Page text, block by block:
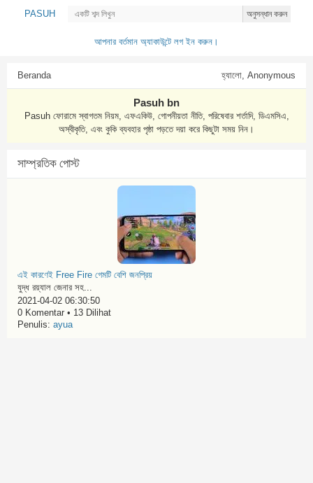
PASUH অনুসন্ধান করুন
আপনার বর্তমান অ্যাকাউন্টে লগ ইন করুন।
Beranda হ্যালো, Anonymous
Pasuh bn
Pasuh ফোরামে স্বাগতম নিয়ম, এফএকিউ, গোপনীয়তা নীতি, পরিষেবার শর্তাদি, ডিএমসিএ,
অস্বীকৃতি, এবং কুকি ব্যবহার পৃষ্ঠা পড়তে দয়া করে কিছুটা সময় নিন।
সাম্প্রতিক পোস্ট
এই কারণেই Free Fire গেমটি বেশি জনপ্রিয়
যুদ্ধ রয়্যাল জেনার সহ...
2021-04-02 06:30:50
0 Komentar • 13 Dilihat
Penulis: ayua